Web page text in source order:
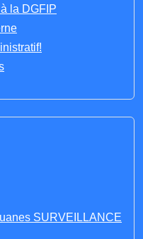
la DGFIP
SURVEILLANCE